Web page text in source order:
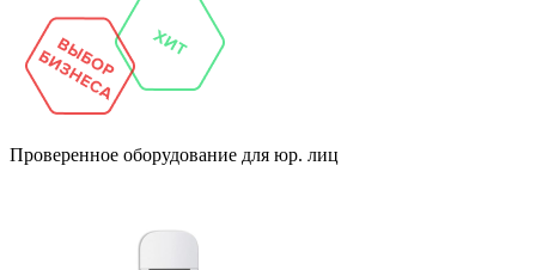
Проверенное оборудование для юр. лиц